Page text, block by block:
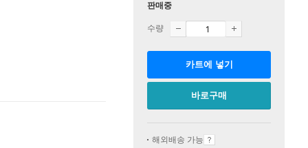
판매중
수량
카트에 넣기
바로구매
해외배송 가능